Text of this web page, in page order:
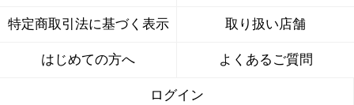
特定商取引法に基づく表示 取り扱い店舗
はじめての方へ よくあるご質問
ログイン